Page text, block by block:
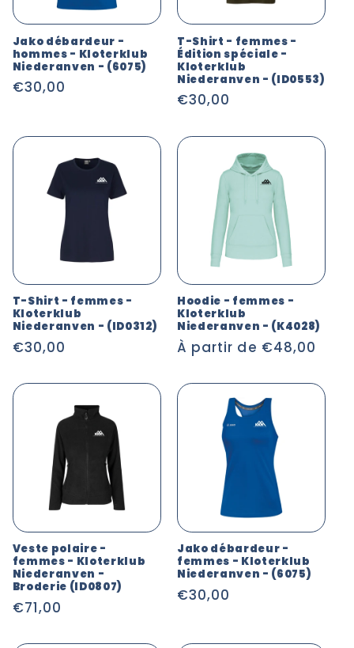
Jako débardeur -
hommes - Kloterklub
Niederanven - (6075)
Prix
€30,00
T-Shirt - femmes -
Édition spéciale -
Kloterklub
Niederanven - (ID0553)
Prix
€30,00
T-Shirt - femmes -
Kloterklub
Niederanven - (ID0312)
Prix
€30,00
Hoodie - femmes -
Kloterklub
Niederanven - (K4028)
Prix
À partir de €48,00
Veste polaire -
femmes - Kloterklub
Niederanven -
Broderie (ID0807)
Prix
€71,00
Jako débardeur -
femmes - Kloterklub
Niederanven - (6075)
Prix
€30,00